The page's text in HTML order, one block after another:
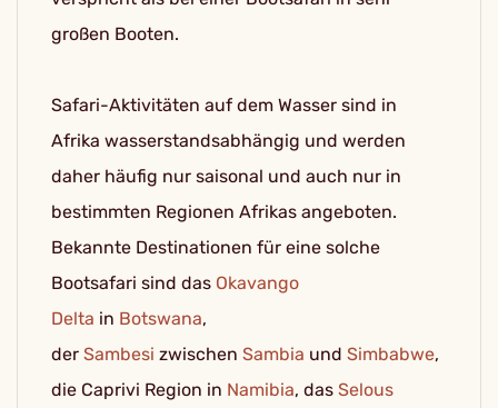
großen Booten.
Safari-Aktivitäten auf dem Wasser sind in
Afrika wasserstandsabhängig und werden
daher häufig nur saisonal und auch nur in
bestimmten Regionen Afrikas angeboten.
Bekannte Destinationen für eine solche
Bootsafari sind das Okavango
Delta in Botswana,
der Sambesi zwischen Sambia und Simbabwe,
die Caprivi Region in Namibia, das Selous